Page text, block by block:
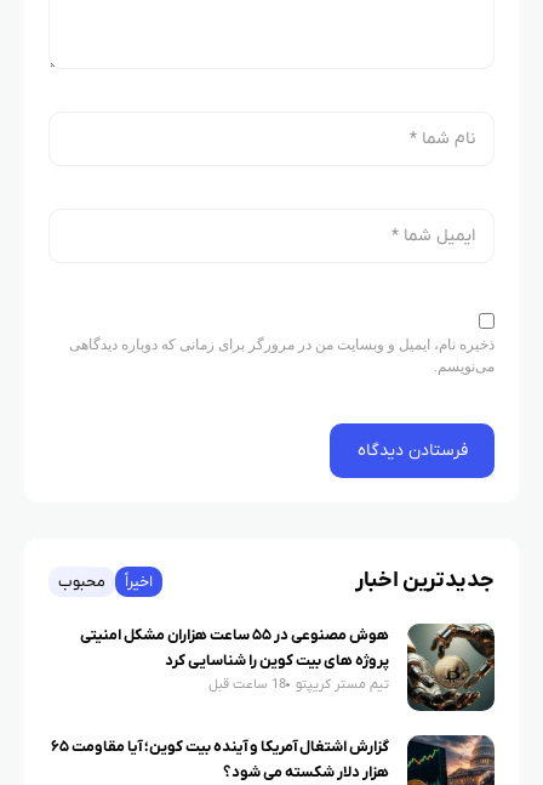
ذخیره نام، ایمیل و وبسایت من در مرورگر برای زمانی که دوباره دیدگاهی
می‌نویسم.
جدیدترین اخبار اخیراً محبوب
هوش مصنوعی در ۵۵ ساعت هزاران مشکل امنیتی
پروژه های بیت کوین را شناسایی کرد
تیم مستر کریپتو 18 ساعت قبل
گزارش اشتغال آمریکا و آینده بیت کوین؛ آیا مقاومت ۶۵
هزار دلار شکسته می شود؟